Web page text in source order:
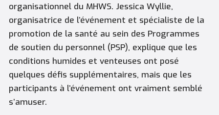
organisationnel du MHWS. Jessica Wyllie,
organisatrice de l’événement et spécialiste de la
promotion de la santé au sein des Programmes
de soutien du personnel (PSP), explique que les
conditions humides et venteuses ont posé
quelques défis supplémentaires, mais que les
participants à l’événement ont vraiment semblé
s’amuser.